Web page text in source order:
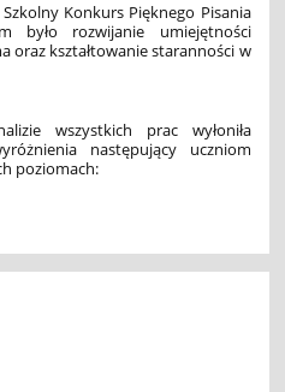
Konkurs Pięknego Pisania
było rozwijanie umiejętności
oraz kształtowanie staranności w
wszystkich prac wyłoniła
następujący uczniom
poziomach: